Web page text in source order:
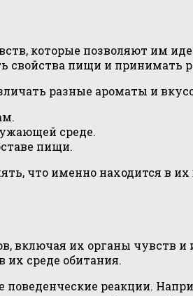
которые позволяют им
пищи и принимать
разные ароматы и
среде.
пищи.
что именно находится в
включая их органы чувств
среде обитания.
реакции.